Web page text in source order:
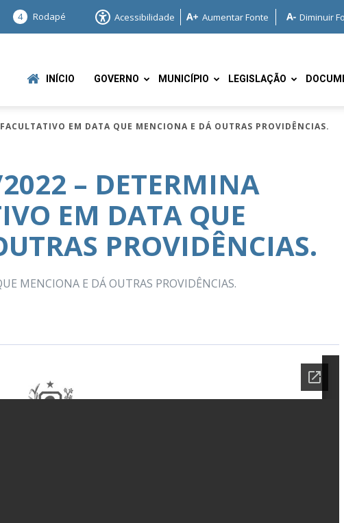
4 Rodapé Acessibilidade Aumentar Fonte Diminuir
INÍCIO GOVERNO MUNICÍPIO LEGISLAÇÃO
EM DATA QUE MENCIONA E DÁ OUTRAS PROVIDÊNCIAS.
– DETERMINA
EM DATA QUE
PROVIDÊNCIAS.
MENCIONA E DÁ OUTRAS PROVIDÊNCIAS.